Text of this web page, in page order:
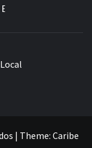
Local
| Theme: Caribe